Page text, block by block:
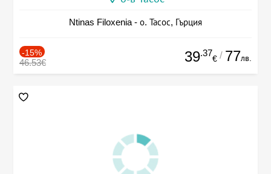
Ntinas Filoxenia - о. Тасос, Гърция
-15%
46.53€ 39.37
€ / 77лв.